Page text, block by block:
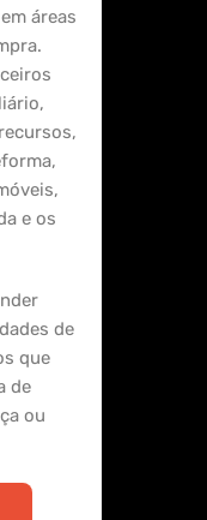
áreas
e os
de
que
de
ou